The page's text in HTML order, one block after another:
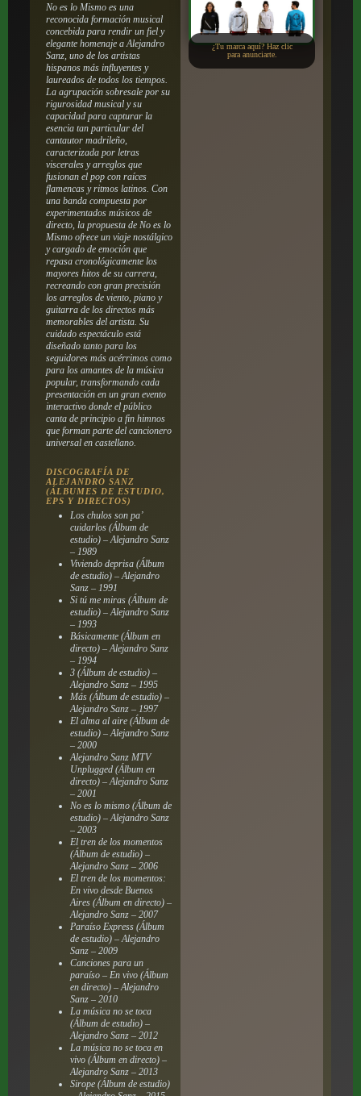
No es lo Mismo es una
reconocida formación musical
concebida para rendir un fiel y
elegante homenaje a Alejandro
Sanz, uno de los artistas
hispanos más influyentes y
laureados de todos los tiempos.
La agrupación sobresale por su
rigurosidad musical y su
capacidad para capturar la
esencia tan particular del
cantautor madrileño,
caracterizada por letras
viscerales y arreglos que
fusionan el pop con raíces
flamencas y ritmos latinos. Con
una banda compuesta por
experimentados músicos de
directo, la propuesta de No es lo
Mismo ofrece un viaje nostálgico
y cargado de emoción que
repasa cronológicamente los
mayores hitos de su carrera,
recreando con gran precisión
los arreglos de viento, piano y
guitarra de los directos más
memorables del artista. Su
cuidado espectáculo está
diseñado tanto para los
seguidores más acérrimos como
para los amantes de la música
popular, transformando cada
presentación en un gran evento
interactivo donde el público
canta de principio a fin himnos
que forman parte del cancionero
universal en castellano.
DISCOGRAFÍA DE
ALEJANDRO SANZ
(ÁLBUMES DE ESTUDIO,
EPS Y DIRECTOS)
Los chulos son pa’
cuidarlos (Álbum de
estudio) – Alejandro Sanz
– 1989
Viviendo deprisa (Álbum
de estudio) – Alejandro
Sanz – 1991
Si tú me miras (Álbum de
estudio) – Alejandro Sanz
– 1993
Básicamente (Álbum en
directo) – Alejandro Sanz
– 1994
3 (Álbum de estudio) –
Alejandro Sanz – 1995
Más (Álbum de estudio) –
Alejandro Sanz – 1997
El alma al aire (Álbum de
estudio) – Alejandro Sanz
– 2000
Alejandro Sanz MTV
Unplugged (Álbum en
directo) – Alejandro Sanz
– 2001
No es lo mismo (Álbum de
estudio) – Alejandro Sanz
– 2003
El tren de los momentos
(Álbum de estudio) –
Alejandro Sanz – 2006
El tren de los momentos:
En vivo desde Buenos
Aires (Álbum en directo) –
Alejandro Sanz – 2007
Paraíso Express (Álbum
de estudio) – Alejandro
Sanz – 2009
Canciones para un
paraíso – En vivo (Álbum
en directo) – Alejandro
Sanz – 2010
La música no se toca
(Álbum de estudio) –
Alejandro Sanz – 2012
La música no se toca en
vivo (Álbum en directo) –
Alejandro Sanz – 2013
Sirope (Álbum de estudio)
¿Tu marca aquí? Haz clic
para anunciarte.